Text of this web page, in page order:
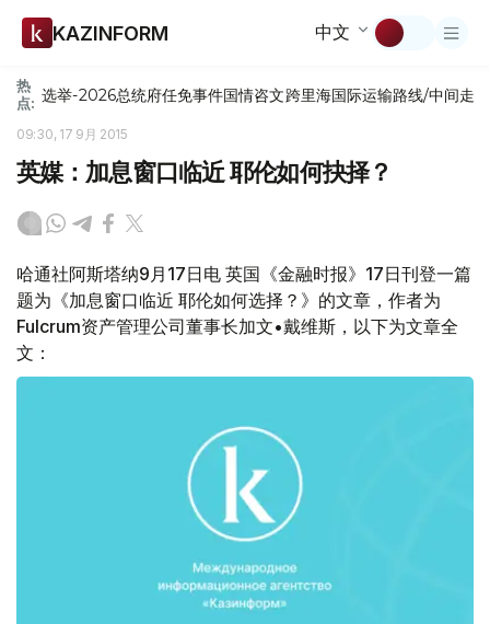
KAZINFORM 中文
热
点: 选举-2026总统府任免事件国情咨文跨里海国际运输路线/中间走廊
09:30, 17 9月 2015
英媒：加息窗口临近 耶伦如何抉择？
哈通社阿斯塔纳9月17日电 英国《金融时报》17日刊登一篇
题为《加息窗口临近 耶伦如何选择？》的文章，作者为
Fulcrum资产管理公司董事长加文•戴维斯，以下为文章全
文：